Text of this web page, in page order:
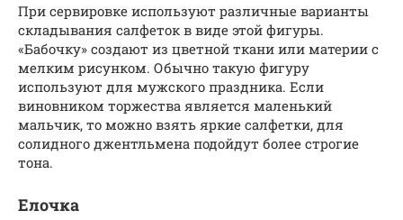
При сервировке используют различные варианты
складывания салфеток в виде этой фигуры.
«Бабочку» создают из цветной ткани или материи с
мелким рисунком. Обычно такую фигуру
используют для мужского праздника. Если
виновником торжества является маленький
мальчик, то можно взять яркие салфетки, для
солидного джентльмена подойдут более строгие
тона.
Елочка